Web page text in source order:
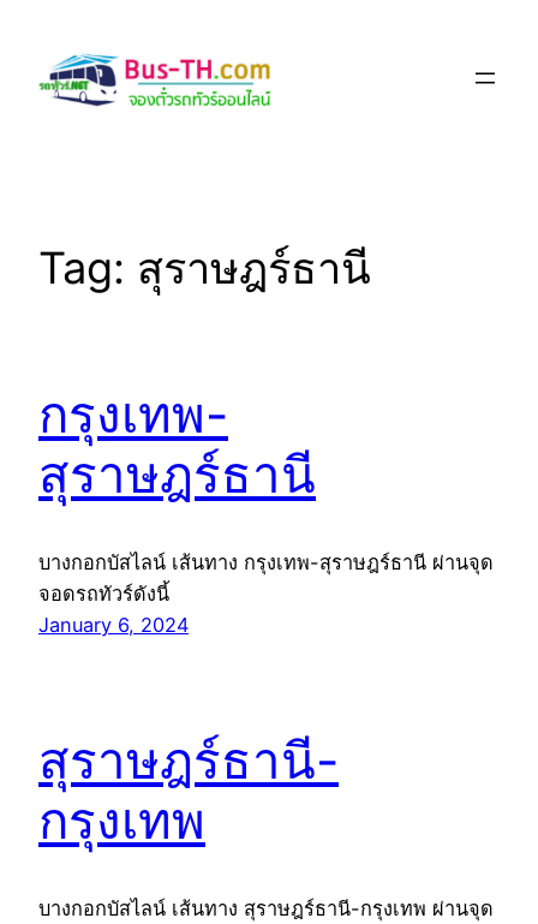
content
Tag: สุราษฎร์ธานี
กรุงเทพ-
สุราษฎร์ธานี
บางกอกบัสไลน์ เส้นทาง กรุงเทพ-สุราษฎร์ธานี ผ่านจุด
จอดรถทัวร์ดังนี้
January 6, 2024
สุราษฎร์ธานี-
กรุงเทพ
บางกอกบัสไลน์ เส้นทาง สุราษฎร์ธานี-กรุงเทพ ผ่านจุด